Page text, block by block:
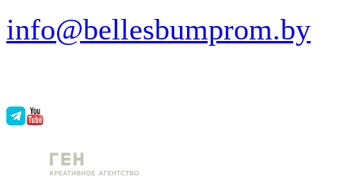
info@bellesbumprom.by